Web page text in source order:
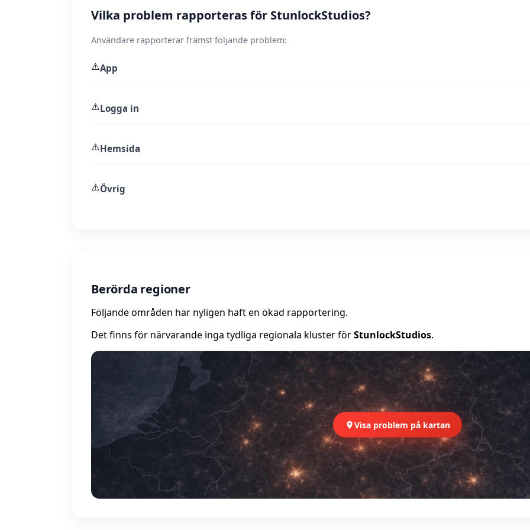
Vilka problem rapporteras för StunlockStudios?
Användare rapporterar främst följande problem:
⚠️App
⚠️Logga in
⚠️Hemsida
⚠️Övrig
Berörda regioner
Följande områden har nyligen haft en ökad rapportering.
Det finns för närvarande inga tydliga regionala kluster förStunlockStudios.
Visa problem på kartan